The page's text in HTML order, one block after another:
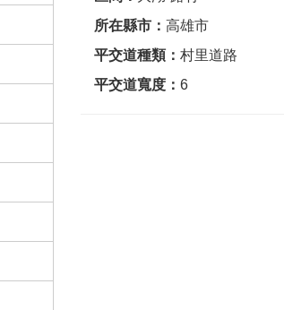
所在縣市： 高雄市
平交道種類： 村里道路
平交道寬度： 6